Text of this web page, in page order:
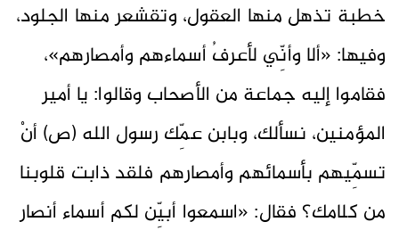
خطبة تذهل منها العقول، وتقشعر منها الجلود،
وفيها: «ألا وأنِّي لأعرفُ أسماءهم وأمصارهم»،
فقاموا إليه جماعة من الأصحاب وقالوا: يا أمير
المؤمنين، نسألك، وبابن عمِّك رسول الله (ص) أنْ
تسمِّيهم بأسمائهم وأمصارهم فلقد ذابت قلوبنا
من كلامك؟ فقال: «اسمعوا أبيِّن لكم أسماء أنصار